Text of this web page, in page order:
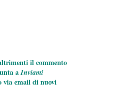
il commento
aInviami
via email di nuovi